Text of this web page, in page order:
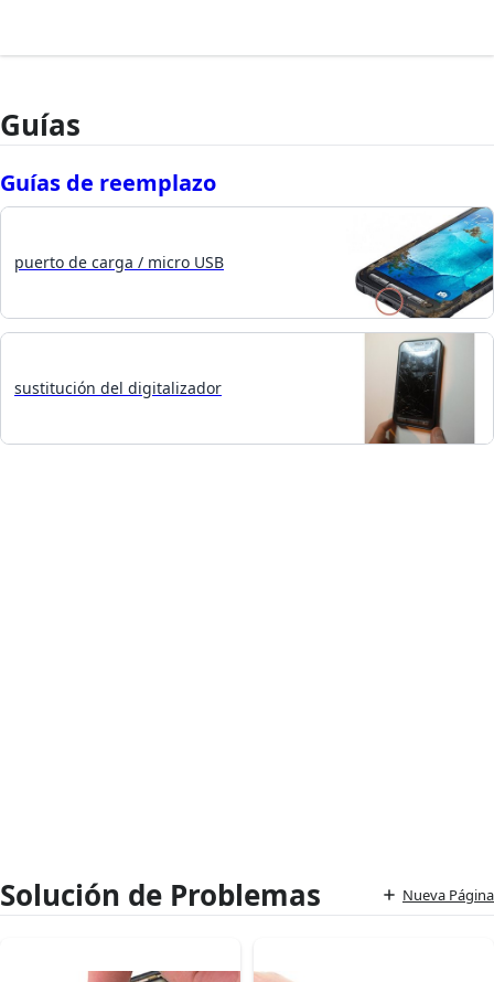
Guías
Guías de reemplazo
puerto de carga / micro USB
sustitución del digitalizador
Solución de Problemas Nueva Página